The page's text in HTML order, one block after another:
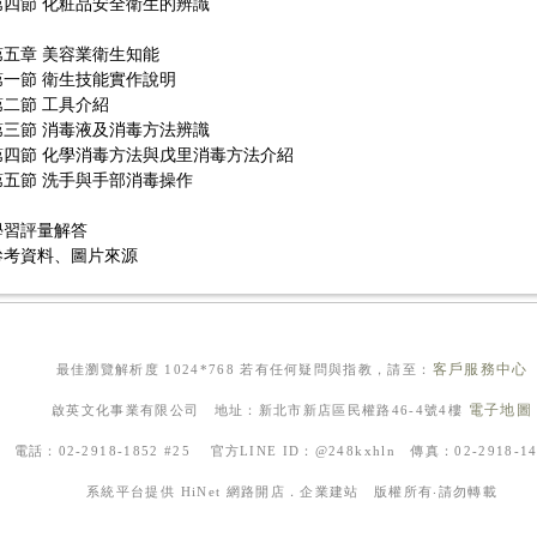
四節 化粧品安全衛生的辨識
五章 美容業衛生知能
一節 衛生技能實作說明
二節 工具介紹
三節 消毒液及消毒方法辨識
四節 化學消毒方法與戊里消毒方法介紹
五節 洗手與手部消毒操作
習評量解答
考資料、圖片來源
最佳瀏覽解析度 1024*768 若有任何疑問與指教，請至： 客戶服務中心
啟英文化事業有限公司 地址：新北市新店區民權路46-4號4樓 電子地圖
電話：02-2918-1852 #25 官方LINE ID：@248kxhln 傳真：02-2918-
系統平台提供 HiNet 網路開店．企業建站 版權所有‧請勿轉載